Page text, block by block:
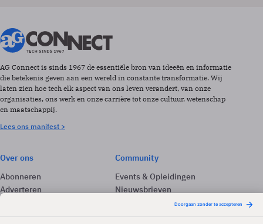
AG Connect is sinds 1967 de essentiële bron van ideeën en informatie
die betekenis geven aan een wereld in constante transformatie. Wij
laten zien hoe tech elk aspect van ons leven verandert, van onze
organisaties, ons werk en onze carrière tot onze cultuur, wetenschap
en maatschappij.
Lees ons manifest >
Over ons
Abonneren
Adverteren
Community
Events & Opleidingen
Nieuwsbrieven